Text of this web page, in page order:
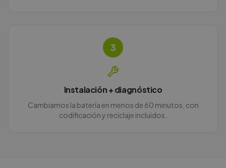
3
Instalación + diagnóstico
Cambiamos la batería en menos de 60 minutos, con
codificación y reciclaje incluidos.